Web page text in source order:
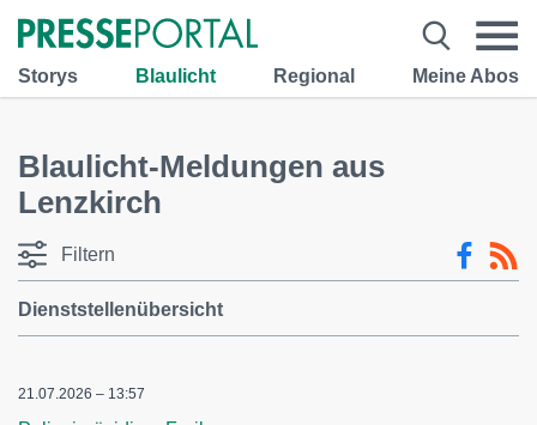
Storys Blaulicht Regional Meine Abos
Blaulicht-Meldungen aus
Lenzkirch
Filtern
Dienststellenübersicht
21.07.2026 – 13:57